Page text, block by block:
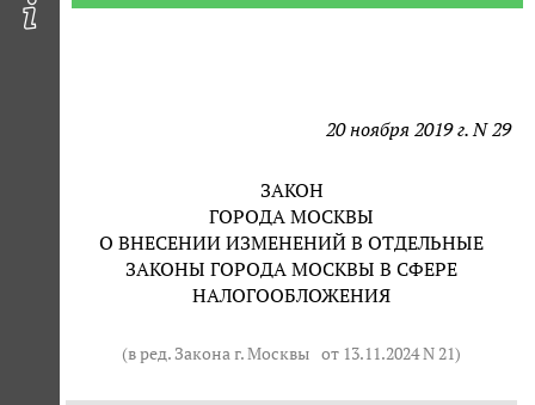
20 ноября 2019 г. N 29
ЗАКОН
ГОРОДА МОСКВЫ
О ВНЕСЕНИИ ИЗМЕНЕНИЙ В ОТДЕЛЬНЫЕ
ЗАКОНЫ ГОРОДА МОСКВЫ В СФЕРЕ
НАЛОГООБЛОЖЕНИЯ
(в ред. Закона г. Москвы от 13.11.2024 N 21)